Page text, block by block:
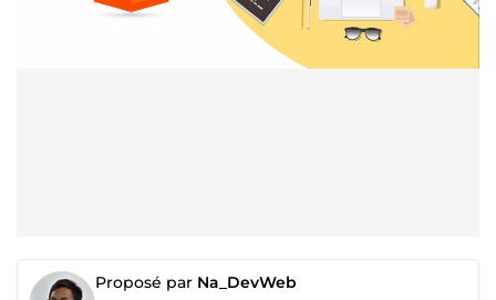
Proposé par Na_DevWeb